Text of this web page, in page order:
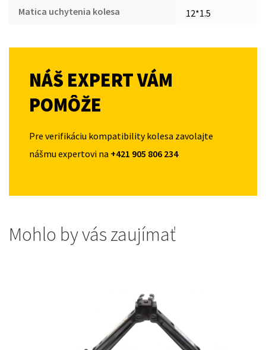
Matica uchytenia kolesa 12*1.5
NÁŠ EXPERT VÁM
POMÔŽE
Pre verifikáciu kompatibility kolesa zavolajte
nášmu expertovi na +421 905 806 234
Mohlo by vás zaujímať